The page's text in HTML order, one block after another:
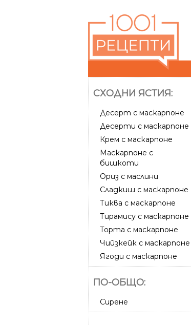
СХОДНИ ЯСТИЯ:
Десерт с маскарпоне
Десерти с маскарпоне
Крем с маскарпоне
Маскарпоне с
бишкоти
Ориз с маслини
Сладкиш с маскарпоне
Тиква с маскарпоне
Тирамису с маскарпоне
Торта с маскарпоне
Чийзкейк с маскарпоне
Ягоди с маскарпоне
ПО-ОБЩО:
Сирене